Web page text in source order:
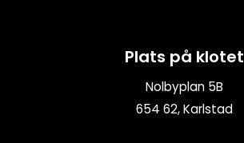
Plats på klotet
Nolbyplan 5B
654 62, Karlstad